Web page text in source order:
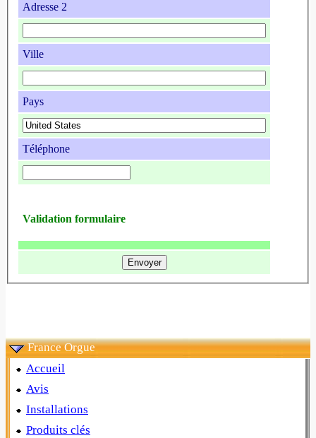
Adresse 2
Ville
Pays
Téléphone
Validation formulaire
France Orgue
Accueil
Avis
Installations
Produits clés